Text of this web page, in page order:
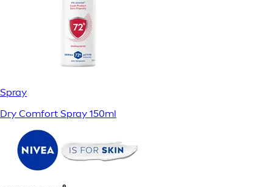
Spray
Dry Comfort Spray 150ml